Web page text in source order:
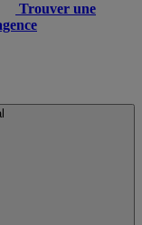
Trouver une